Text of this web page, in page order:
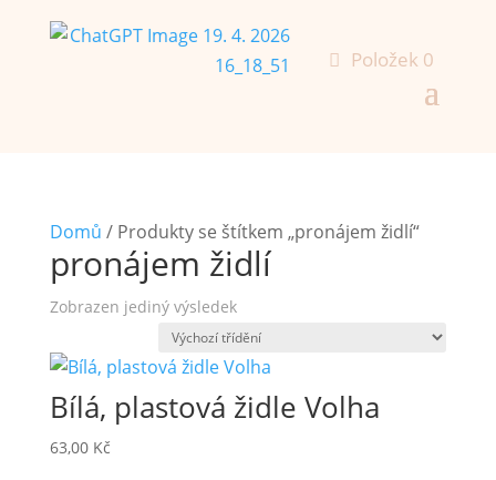
Položek 0
Domů / Produkty se štítkem „pronájem židlí“
pronájem židlí
Zobrazen jediný výsledek
Bílá, plastová židle Volha
63,00 Kč